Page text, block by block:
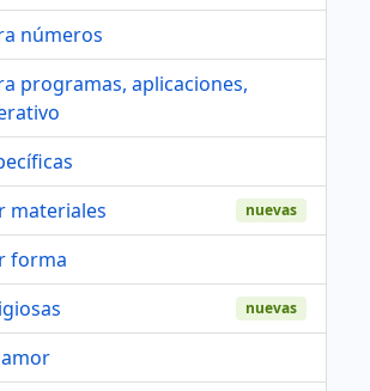
números
programas, aplicaciones,
materiales
nuevas
forma
nuevas